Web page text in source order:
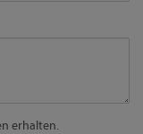
erhalten.